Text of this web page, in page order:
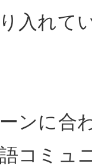
入れて
ンに合
コミュ